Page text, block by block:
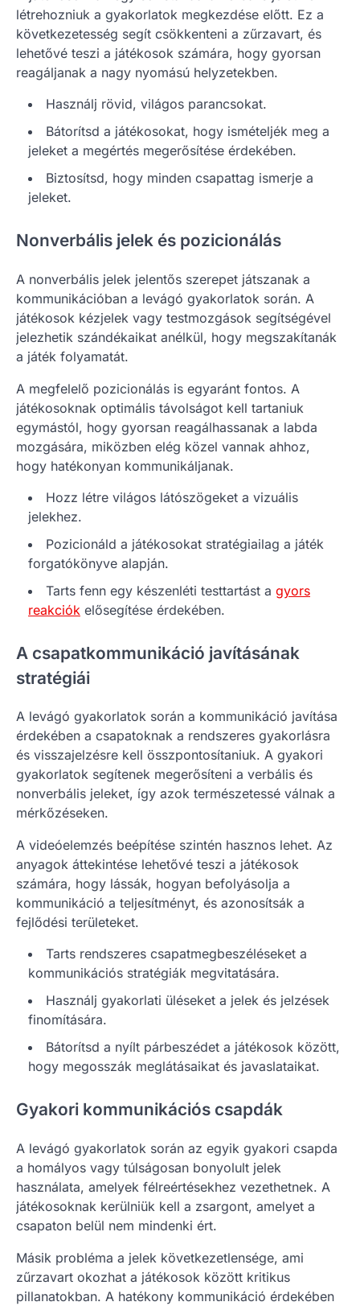
létrehozniuk a gyakorlatok megkezdése előtt. Ez a
következetesség segít csökkenteni a zűrzavart, és
lehetővé teszi a játékosok számára, hogy gyorsan
reagáljanak a nagy nyomású helyzetekben.
Használj rövid, világos parancsokat.
Bátorítsd a játékosokat, hogy ismételjék meg a
jeleket a megértés megerősítése érdekében.
Biztosítsd, hogy minden csapattag ismerje a
jeleket.
Nonverbális jelek és pozicionálás
A nonverbális jelek jelentős szerepet játszanak a
kommunikációban a levágó gyakorlatok során. A
játékosok kézjelek vagy testmozgások segítségével
jelezhetik szándékaikat anélkül, hogy megszakítanák
a játék folyamatát.
A megfelelő pozicionálás is egyaránt fontos. A
játékosoknak optimális távolságot kell tartaniuk
egymástól, hogy gyorsan reagálhassanak a labda
mozgására, miközben elég közel vannak ahhoz,
hogy hatékonyan kommunikáljanak.
Hozz létre világos látószögeket a vizuális
jelekhez.
Pozicionáld a játékosokat stratégiailag a játék
forgatókönyve alapján.
Tarts fenn egy készenléti testtartást a gyors
reakciók elősegítése érdekében.
A csapatkommunikáció javításának
stratégiái
A levágó gyakorlatok során a kommunikáció javítása
érdekében a csapatoknak a rendszeres gyakorlásra
és visszajelzésre kell összpontosítaniuk. A gyakori
gyakorlatok segítenek megerősíteni a verbális és
nonverbális jeleket, így azok természetessé válnak a
mérkőzéseken.
A videóelemzés beépítése szintén hasznos lehet. Az
anyagok áttekintése lehetővé teszi a játékosok
számára, hogy lássák, hogyan befolyásolja a
kommunikáció a teljesítményt, és azonosítsák a
fejlődési területeket.
Tarts rendszeres csapatmegbeszéléseket a
kommunikációs stratégiák megvitatására.
Használj gyakorlati üléseket a jelek és jelzések
finomítására.
Bátorítsd a nyílt párbeszédet a játékosok között,
hogy megosszák meglátásaikat és javaslataikat.
Gyakori kommunikációs csapdák
A levágó gyakorlatok során az egyik gyakori csapda
a homályos vagy túlságosan bonyolult jelek
használata, amelyek félreértésekhez vezethetnek. A
játékosoknak kerülniük kell a zsargont, amelyet a
csapaton belül nem mindenki ért.
Másik probléma a jelek következetlensége, ami
zűrzavart okozhat a játékosok között kritikus
pillanatokban. A hatékony kommunikáció érdekében